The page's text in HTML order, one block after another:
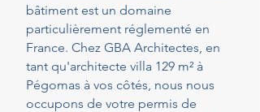
bâtiment est un domaine
particulièrement réglementé en
France. Chez GBA Architectes, en
tant qu'architecte villa 129 m² à
Pégomas à vos côtés, nous nous
occupons de votre permis de